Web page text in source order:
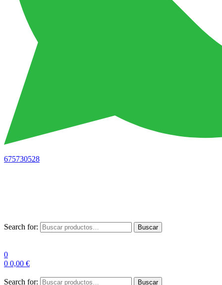
675730528
Search for: Buscar
0
0 0,00 €
Search for: Buscar